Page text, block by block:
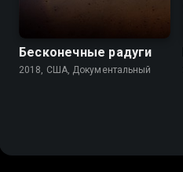
Бесконечные радуги
2018, США, Документальный